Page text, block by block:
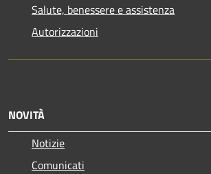
Salute, benessere e assistenza
Autorizzazioni
NOVITÀ
Notizie
Comunicati